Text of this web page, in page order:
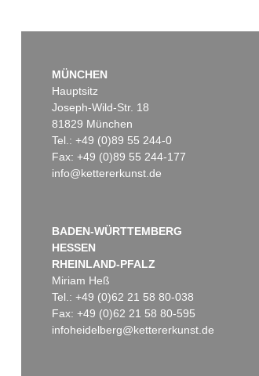
MÜNCHEN
Hauptsitz
Joseph-Wild-Str. 18
81829 München
Tel.: +49 (0)89 55 244-0
Fax: +49 (0)89 55 244-177
info@kettererkunst.de
BADEN-WÜRTTEMBERG
HESSEN
RHEINLAND-PFALZ
Miriam Heß
Tel.: +49 (0)62 21 58 80-038
Fax: +49 (0)62 21 58 80-595
infoheidelberg@kettererkunst.de